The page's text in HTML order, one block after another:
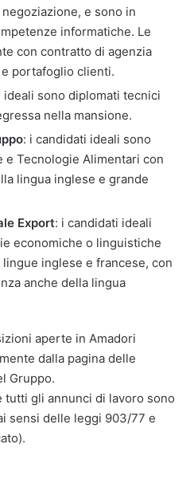
e sono in
informatiche. Le
con contratto di agenzia
portafoglio clienti.
ideali sono diplomati tecnici
nella mansione.
: i candidati ideali sono
e Tecnologie Alimentari con
lingua inglese e grande
Export: i candidati ideali
economiche o linguistiche
inglese e francese, con
anche della lingua
aperte in Amadori
dalla pagina delle
Gruppo.
gli annunci di lavoro sono
sensi delle leggi 903/77 e